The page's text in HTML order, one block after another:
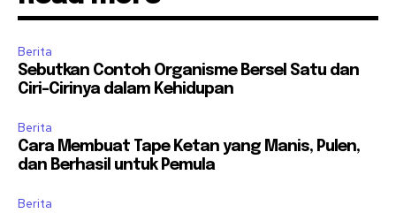
Berita
Sebutkan Contoh Organisme Bersel Satu dan
Ciri-Cirinya dalam Kehidupan
Berita
Cara Membuat Tape Ketan yang Manis, Pulen,
dan Berhasil untuk Pemula
Berita